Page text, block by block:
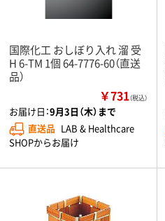
国際化工 おしぼり入れ 溜 受
H 6-TM 1個 64-7776-60（直送
品）
￥731（税込）
お届け日：9月3日（木）まで
直送品 LAB & Healthcare
SHOPからお届け